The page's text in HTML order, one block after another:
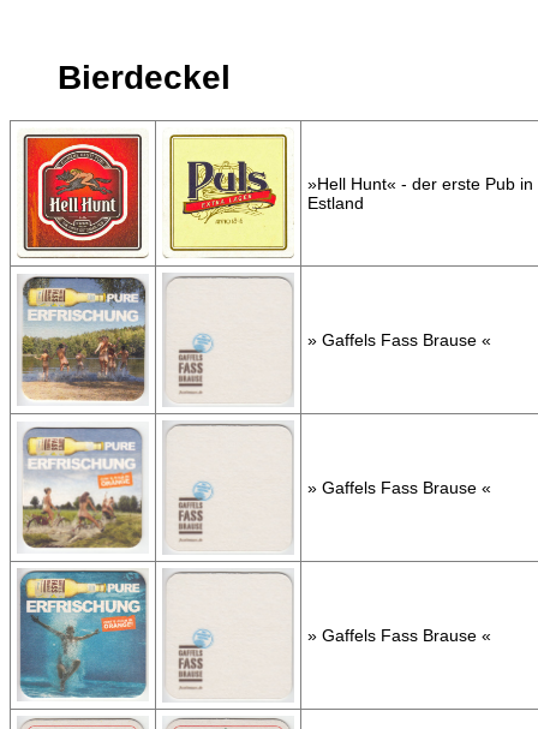
Bierdeckel
»Hell Hunt« - der erste Pub in
Estland
» Gaffels Fass Brause «
» Gaffels Fass Brause «
» Gaffels Fass Brause «